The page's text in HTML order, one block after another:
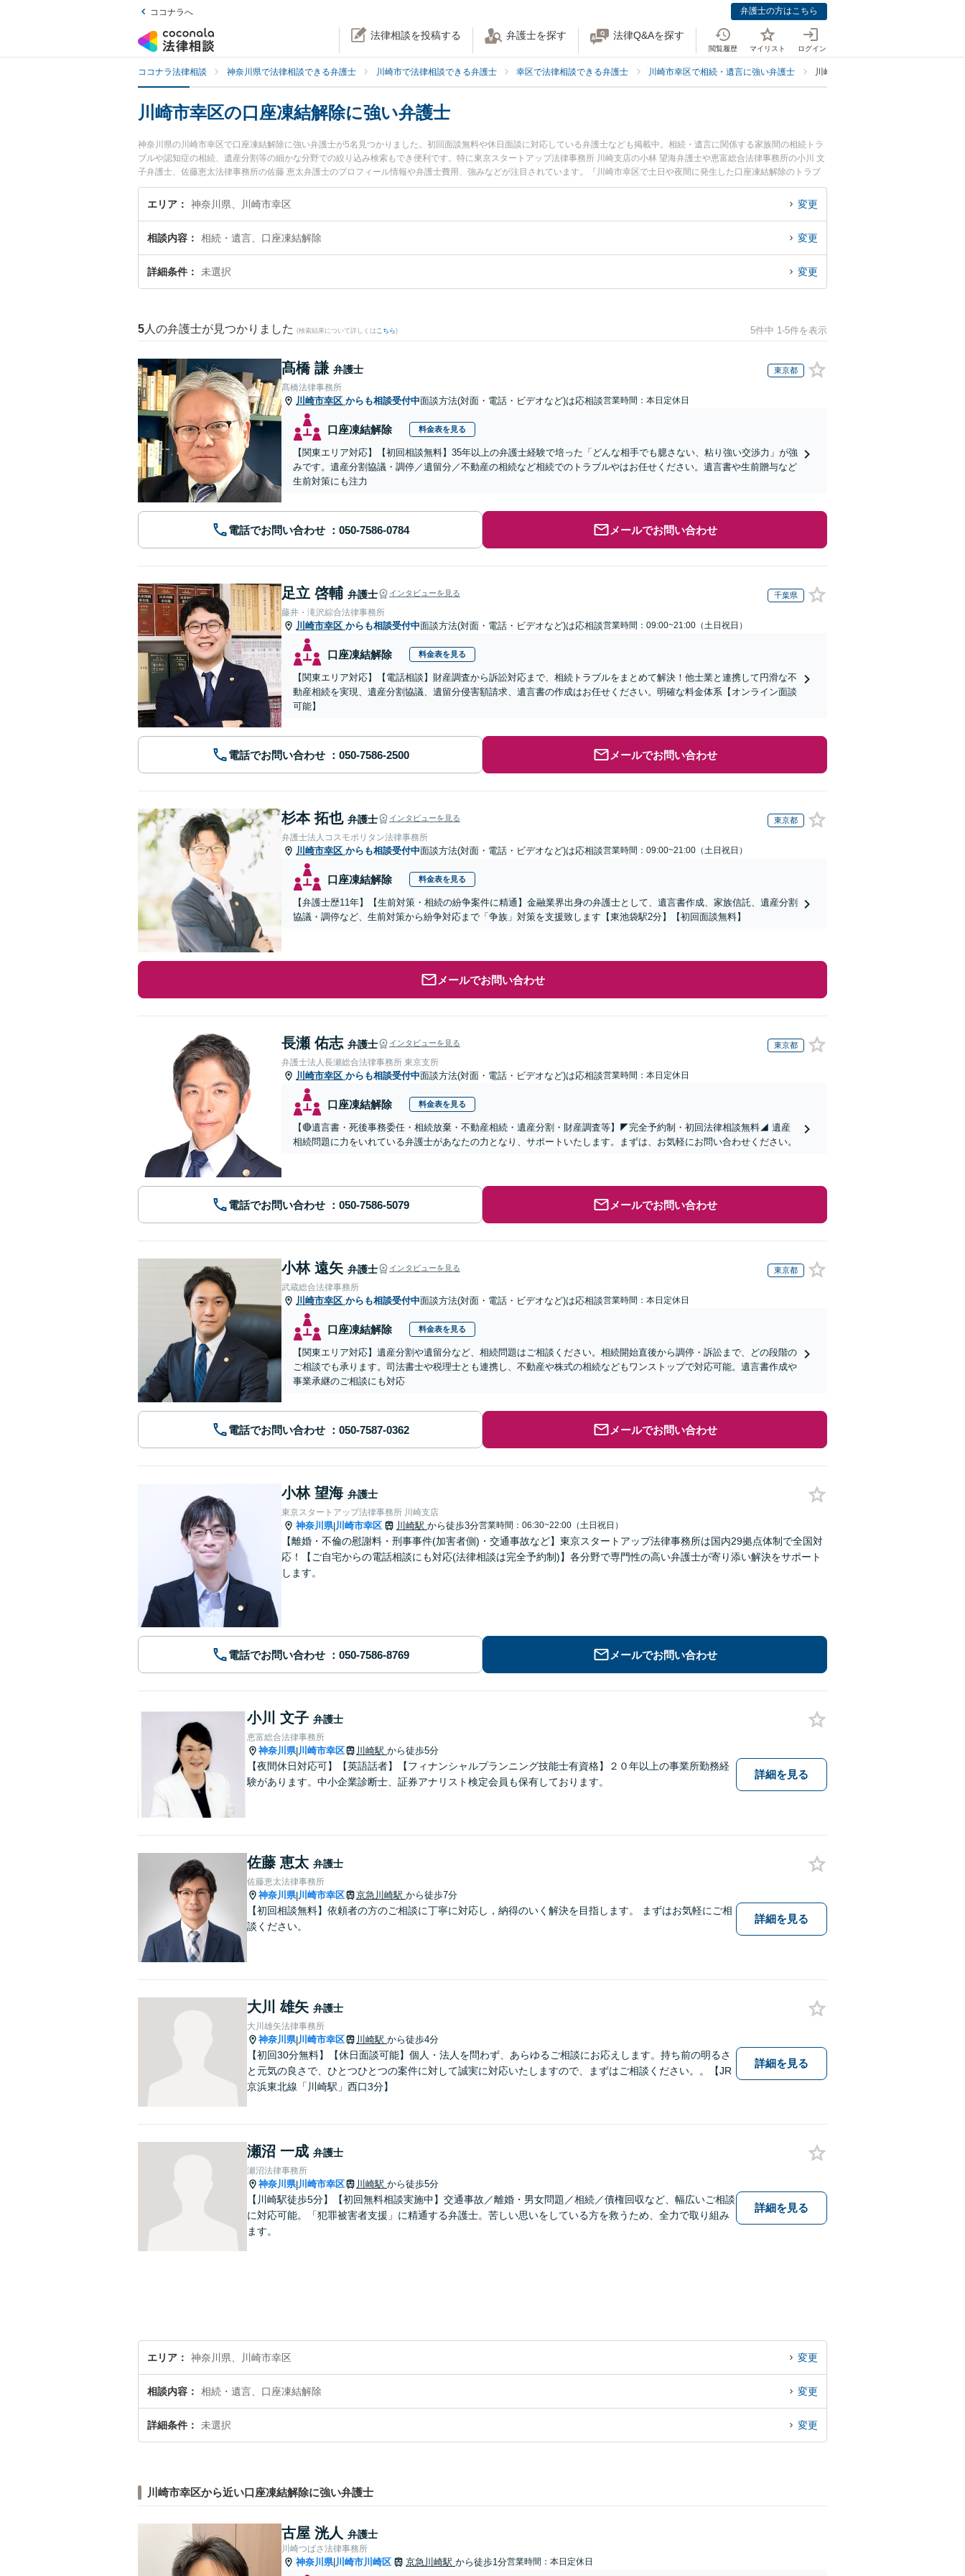
ココナラへ 弁護士の方はこちら
法律相談を投稿する 弁護士を探す 法律Q&Aを探す
閲覧履歴 マイリスト ログイン
ココナラ法律相談 神奈川県で法律相談できる弁護士 川崎市で法律相談できる弁護士 幸区で法律相談できる弁護士 川崎市幸区で相続・遺言に強い弁護士 川崎市幸区で口座凍結解除に強い弁護
川崎市幸区の口座凍結解除に強い弁護士
神奈川県の川崎市幸区で口座凍結解除に強い弁護士が5名見つかりました。初回面談無料や休日面談に対応している弁護士なども掲載中。相続・遺言に関係する家族間の相続トラ
ブルや認知症の相続、遺産分割等の細かな分野での絞り込み検索もでき便利です。特に東京スタートアップ法律事務所 川崎支店の小林 望海弁護士や恵富総合法律事務所の小川 文
子弁護士、佐藤恵太法律事務所の佐藤 恵太弁護士のプロフィール情報や弁護士費用、強みなどが注目されています。『川崎市幸区で土日や夜間に発生した口座凍結解除のトラブ
ルを今すぐに弁護士に相談したい』『口座凍結解除のトラブル解決の実績豊富な近くの弁護士を検索したい』『初回相談無料で口座凍結解除を法律相談できる川崎市幸区内の弁護
士に相談予約したい』などでお困りの相談者さんにおすすめです。
エリア 神奈川県、川崎市幸区 変更
相談内容 相続・遺言、口座凍結解除 変更
詳細条件 未選択 変更
5 人の弁護士が見つかりました (検索結果について詳しくは こちら) 5件中 1-5件を表示
髙橋 謙 弁護士 東京都
髙橋法律事務所
川崎市幸区 からも相談受付中面談方法(対面・電話・ビデオなど)は応相談営業時間：本日定休日
口座凍結解除 料金表を見る
【関東エリア対応】【初回相談無料】35年以上の弁護士経験で培った「どんな相手でも臆さない、粘り強い交渉力」が強
みです。遺産分割協議・調停／遺留分／不動産の相続など相続でのトラブルやはお任せください。遺言書や生前贈与など
生前対策にも注力
電話でお問い合わせ メールでお問い合わせ
足立 啓輔 弁護士 インタビューを見る 千葉県
藤井・滝沢綜合法律事務所
川崎市幸区 からも相談受付中面談方法(対面・電話・ビデオなど)は応相談営業時間：09:00~21:00（土日祝日）
口座凍結解除 料金表を見る
【関東エリア対応】【電話相談】財産調査から訴訟対応まで、相続トラブルをまとめて解決！他士業と連携して円滑な不
動産相続を実現、遺産分割協議、遺留分侵害額請求、遺言書の作成はお任せください。明確な料金体系【オンライン面談
可能】
電話でお問い合わせ メールでお問い合わせ
杉本 拓也 弁護士 インタビューを見る 東京都
弁護士法人コスモポリタン法律事務所
川崎市幸区 からも相談受付中面談方法(対面・電話・ビデオなど)は応相談営業時間：09:00~21:00（土日祝日）
口座凍結解除 料金表を見る
【弁護士歴11年】【生前対策・相続の紛争案件に精通】金融業界出身の弁護士として、遺言書作成、家族信託、遺産分割
協議・調停など、生前対策から紛争対応まで「争族」対策を支援致します【東池袋駅2分】【初回面談無料】
メールでお問い合わせ
長瀬 佑志 弁護士 インタビューを見る 東京都
弁護士法人長瀬総合法律事務所 東京支所
川崎市幸区 からも相談受付中面談方法(対面・電話・ビデオなど)は応相談営業時間：本日定休日
口座凍結解除 料金表を見る
【🔴遺言書・死後事務委任・相続放棄・不動産相続・遺産分割・財産調査等】◤完全予約制・初回法律相談無料◢ 遺産
相続問題に力をいれている弁護士があなたの力となり、サポートいたします。まずは、お気軽にお問い合わせください。
電話でお問い合わせ メールでお問い合わせ
小林 遠矢 弁護士 インタビューを見る 東京都
武蔵総合法律事務所
川崎市幸区 からも相談受付中面談方法(対面・電話・ビデオなど)は応相談営業時間：本日定休日
口座凍結解除 料金表を見る
【関東エリア対応】遺産分割や遺留分など、相続問題はご相談ください。相続開始直後から調停・訴訟まで、どの段階の
ご相談でも承ります。司法書士や税理士とも連携し、不動産や株式の相続などもワンストップで対応可能。遺言書作成や
事業承継のご相談にも対応
電話でお問い合わせ メールでお問い合わせ
小林 望海 弁護士
東京スタートアップ法律事務所 川崎支店
神奈川県|川崎市幸区 川崎駅 から徒歩3分営業時間：06:30~22:00（土日祝日）
【離婚・不倫の慰謝料・刑事事件(加害者側)・交通事故など】東京スタートアップ法律事務所は国内29拠点体制で全国対
応！【ご自宅からの電話相談にも対応(法律相談は完全予約制)】各分野で専門性の高い弁護士が寄り添い解決をサポート
します。
電話でお問い合わせ メールでお問い合わせ
小川 文子 弁護士
恵富総合法律事務所
神奈川県|川崎市幸区 川崎駅 から徒歩5分
【夜間休日対応可】【英語話者】【フィナンシャルプランニング技能士有資格】２０年以上の事業所勤務経
験があります。中小企業診断士、証券アナリスト検定会員も保有しております。
詳細を見る
佐藤 恵太 弁護士
佐藤恵太法律事務所
神奈川県|川崎市幸区 京急川崎駅 から徒歩7分
【初回相談無料】依頼者の方のご相談に丁寧に対応し，納得のいく解決を目指します。 まずはお気軽にご相
談ください。
詳細を見る
大川 雄矢 弁護士
大川雄矢法律事務所
神奈川県|川崎市幸区 川崎駅 から徒歩4分
【初回30分無料】【休日面談可能】個人・法人を問わず、あらゆるご相談にお応えします。持ち前の明るさ
と元気の良さで、ひとつひとつの案件に対して誠実に対応いたしますので、まずはご相談ください。。【JR
京浜東北線「川崎駅」⻄⼝3分】
詳細を見る
瀬沼 一成 弁護士
瀬沼法律事務所
神奈川県|川崎市幸区 川崎駅 から徒歩5分
【川崎駅徒歩5分】【初回無料相談実施中】交通事故／離婚・男女問題／相続／債権回収など、幅広いご相談
に対応可能。「犯罪被害者支援」に精通する弁護士。苦しい思いをしている方を救うため、全力で取り組み
ます。
詳細を見る
エリア 神奈川県、川崎市幸区 変更
相談内容 相続・遺言、口座凍結解除 変更
詳細条件 未選択 変更
川崎市幸区から近い口座凍結解除に強い弁護士
古屋 洸人 弁護士
川崎つばさ法律事務所
神奈川県| 川崎市川崎区 京急川崎駅 から徒歩1分営業時間：本日定休日